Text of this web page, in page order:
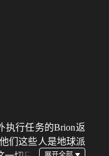
执行任务的Brion返
们这些人是地球派